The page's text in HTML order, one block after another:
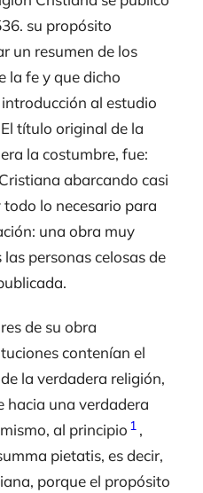
su propósito
un resumen de los
la fe y que dicho
al estudio
título original de la
la costumbre, fue:
abarcando casi
lo necesario para
una obra muy
personas celosas de
de su obra
contenían el
la verdadera religión,
hacia una verdadera
al principio 1 ,
pietatis, es decir,
porque el propósito